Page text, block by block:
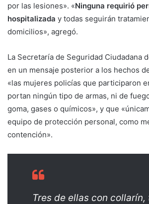
por las lesiones». «Ninguna requirió
hospitalizada y todas seguirán
domicilios», agregó.
La Secretaría de Seguridad Ciudadana
en un mensaje posterior a los hechos
«las mujeres policías que participaron
portan ningún tipo de armas, ni de
goma, gases o químicos», y que
equipo de protección personal, como
contención».
Tres de ellas con collarín,